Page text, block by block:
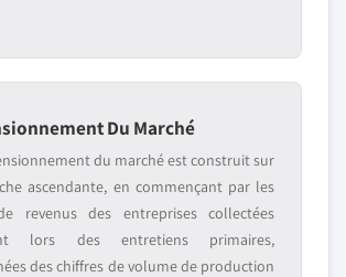
Du Marché
du marché est construit sur
ascendante, en commençant par les
revenus des entreprises collectées
lors des entretiens primaires,
des chiffres de volume de production